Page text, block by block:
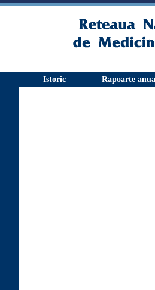
Istoric Rapoarte